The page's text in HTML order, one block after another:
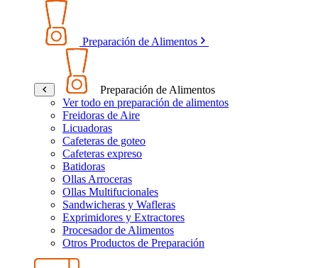
Preparación de Alimentos
Preparación de Alimentos
Ver todo en preparación de alimentos
Freidoras de Aire
Licuadoras
Cafeteras de goteo
Cafeteras expreso
Batidoras
Ollas Arroceras
Ollas Multifucionales
Sandwicheras y Wafleras
Exprimidores y Extractores
Procesador de Alimentos
Otros Productos de Preparación